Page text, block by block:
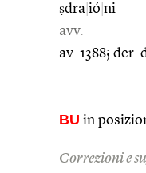
ṣdra ió ni
avv.
av. 1388; der.
BU in
Correzioni e